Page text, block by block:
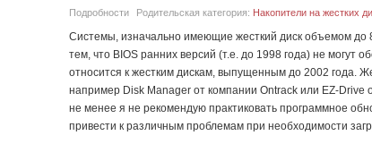
Подробности Родительская категория: Накопители на жестких
Системы, изначально имеющие жесткий диск объемом до
тем, что BIOS ранних версий (т.е. до 1998 года) не могут
относится к жестким дискам, выпущенным до 2002 года.
например Disk Manager от компании Ontrack или EZ-
не менее я не рекомендую практиковать программное
привести к различным проблемам при необходимости